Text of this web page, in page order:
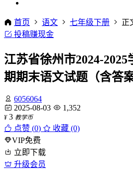
首页 语文 七年级下册
正
投稿赚现金
江苏省徐州市2024-
期期末语文试题（含答
6056064
2025-08-03
1,352
¥ 3 教学币
点赞 (0)
收藏 (0)
VIP免费
立即下载
升级会员